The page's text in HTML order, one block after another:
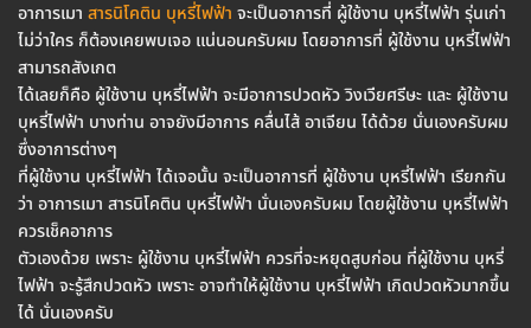
อาการเมา สารนิโคติน บุหรี่ไฟฟ้า จะเป็นอาการที่ ผู้ใช้งาน บุหรี่ไฟฟ้า รุ่นเก่า
ไม่ว่าใคร ก็ต้องเคยพบเจอ แน่นอนครับผม โดยอาการที่ ผู้ใช้งาน บุหรี่ไฟฟ้า
สามารถสังเกต
ได้เลยก็คือ ผู้ใช้งาน บุหรี่ไฟฟ้า จะมีอาการปวดหัว วิงเวียศรีษะ และ ผู้ใช้งาน
บุหรี่ไฟฟ้า บางท่าน อาจยังมีอาการ คลื่นไส้ อาเจียน ได้ด้วย นั่นเองครับผม
ซึ่งอาการต่างๆ
ที่ผู้ใช้งาน บุหรี่ไฟฟ้า ได้เจอนั้น จะเป็นอาการที่ ผู้ใช้งาน บุหรี่ไฟฟ้า เรียกกัน
ว่า อาการเมา สารนิโคติน บุหรี่ไฟฟ้า นั่นเองครับผม โดยผู้ใช้งาน บุหรี่ไฟฟ้า
ควรเช็คอาการ
ตัวเองด้วย เพราะ ผู้ใช้งาน บุหรี่ไฟฟ้า ควรที่จะหยุดสูบก่อน ที่ผู้ใช้งาน บุหรี่
ไฟฟ้า จะรู้สึกปวดหัว เพราะ อาจทำให้ผู้ใช้งาน บุหรี่ไฟฟ้า เกิดปวดหัวมากขึ้น
ได้ นั่นเองครับ